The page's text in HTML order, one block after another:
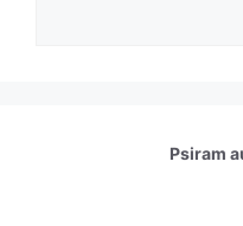
Psiram